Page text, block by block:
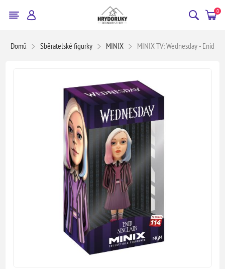
0
Domů Sběratelské figurky MINIX MINIX TV: Wednesday - Enid